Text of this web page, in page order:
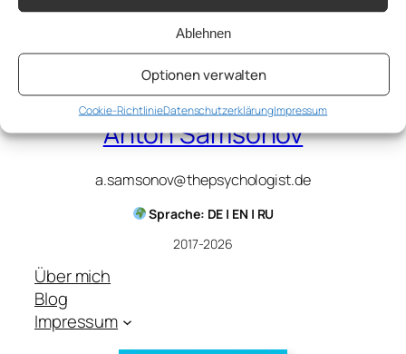
Ablehnen
Optionen verwalten
Cookie-RichtlinieDatenschutzerklärungImpressum
Anton Samsonov
a.samsonov@thepsychologist.de
Sprache: DE | EN | RU
2017-2026
Über mich
Blog
Impressum